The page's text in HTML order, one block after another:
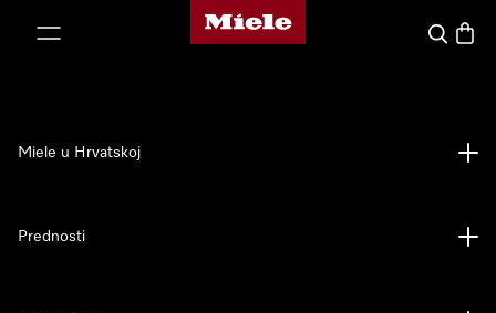
Miele početna stranica
Pretraga
Miele u Hrvatskoj
Prednosti